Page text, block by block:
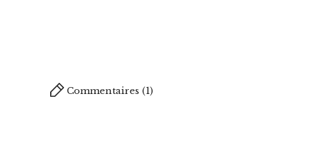
Commentaires (1)